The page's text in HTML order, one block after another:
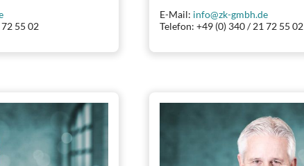
55 02
E-Mail: info@zk-gmbh.de
Telefon: +49 (0) 340 / 21 72 55 02